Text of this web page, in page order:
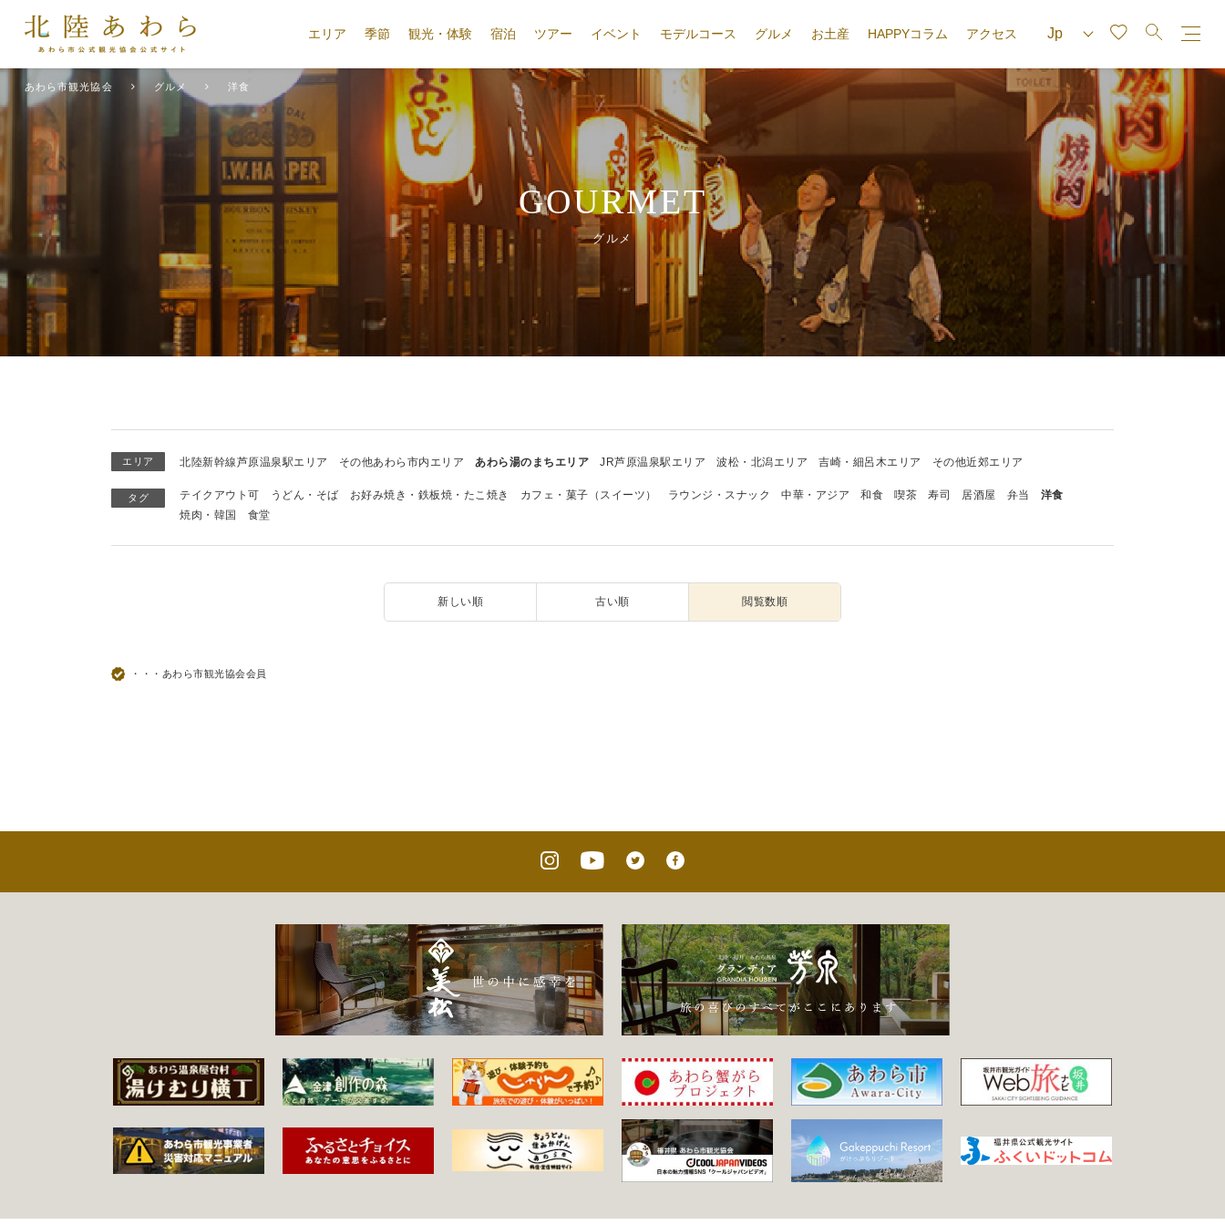
エリア 季節 観光・体験 宿泊 ツアー イベント モデルコース グルメ お土産 HAPPYコラム アクセス
あわら市観光協会 グルメ 洋食
GOURMET
グルメ
エリア 北陸新幹線芦原温泉駅エリア その他あわら市内エリア あわら湯のまちエリア JR芦原温泉駅エリア 波松・北潟エリア 吉崎・細呂木エリア その他近郊エリア
タグ テイクアウト可 うどん・そば お好み焼き・鉄板焼・たこ焼き カフェ・菓子（スイーツ） ラウンジ・スナック 中華・アジア 和食 喫茶 寿司 居酒屋 弁当
洋食
焼肉・韓国
食堂
新しい順 古い順 閲覧数順
・・・あわら市観光協会会員